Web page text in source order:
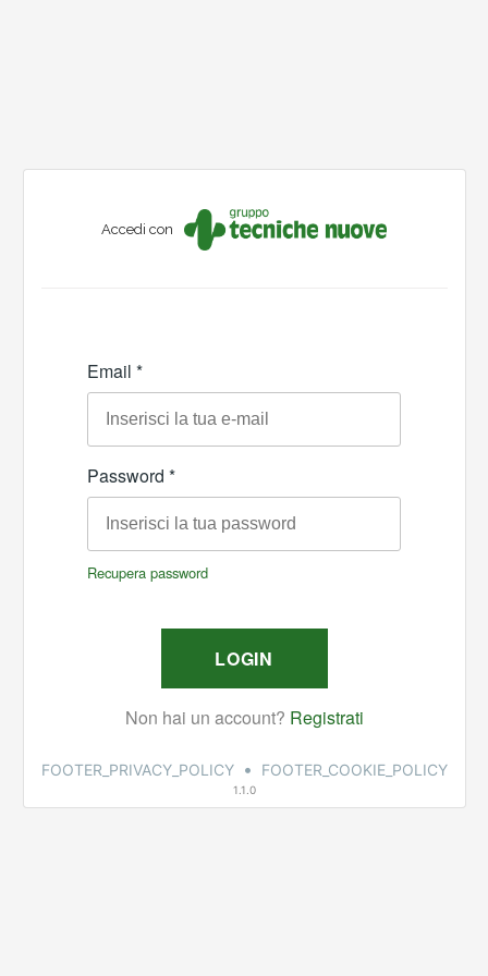
Accedi con
FOOTER_PRIVACY_POLICY • FOOTER_COOKIE_POLICY
1.1.0